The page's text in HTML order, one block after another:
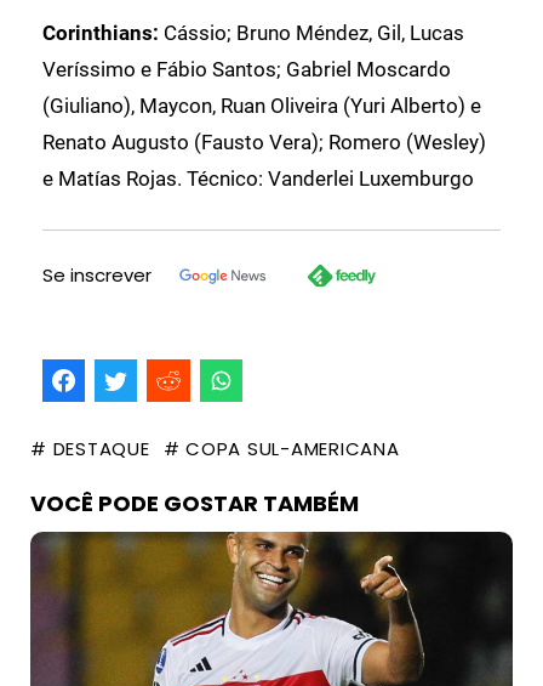
Corinthians: Cássio; Bruno Méndez, Gil, Lucas
Veríssimo e Fábio Santos; Gabriel Moscardo
(Giuliano), Maycon, Ruan Oliveira (Yuri Alberto) e
Renato Augusto (Fausto Vera); Romero (Wesley)
e Matías Rojas. Técnico: Vanderlei Luxemburgo
Se inscrever
# DESTAQUE # COPA SUL-AMERICANA
VOCÊ PODE GOSTAR TAMBÉM